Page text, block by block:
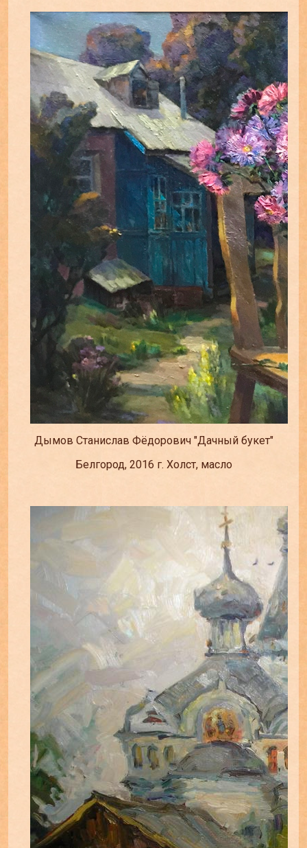
Дымов Станислав Фёдорович "Дачный букет"
Белгород, 2016 г. Холст, масло